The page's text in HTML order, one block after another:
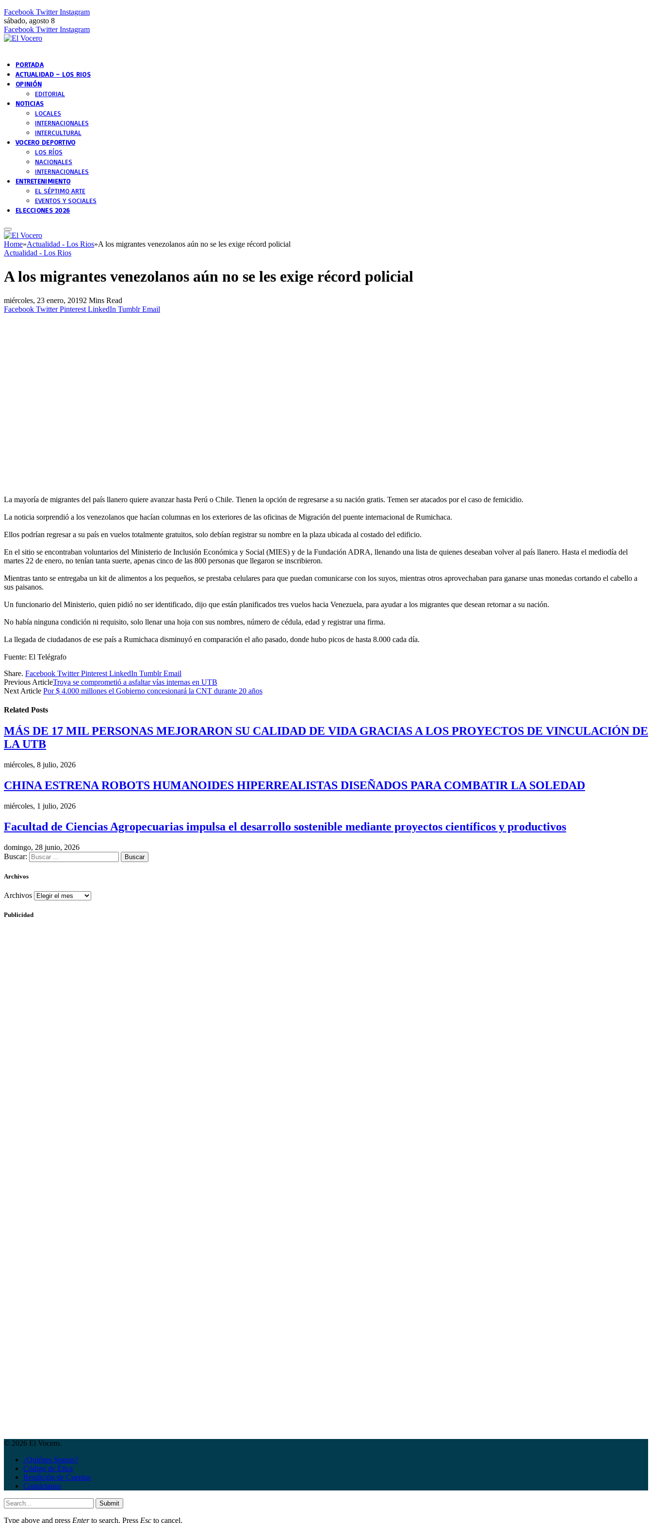
Facebook Twitter Instagram
sábado, agosto 8
Facebook Twitter Instagram
PORTADA
ACTUALIDAD – LOS RIOS
OPINIÓN
EDITORIAL
NOTICIAS
LOCALES
INTERNACIONALES
INTERCULTURAL
VOCERO DEPORTIVO
LOS RÍOS
NACIONALES
INTERNACIONALES
ENTRETENIMIENTO
EL SÉPTIMO ARTE
EVENTOS Y SOCIALES
ELECCIONES 2026
Home»Actualidad - Los Rios»A los migrantes venezolanos aún no se les exige récord policial
Actualidad - Los Rios
A los migrantes venezolanos aún no se les exige récord policial
miércoles, 23 enero, 20192 Mins Read
Facebook Twitter Pinterest LinkedIn Tumblr Email
La mayoría de migrantes del país llanero quiere avanzar hasta Perú o Chile. Tienen la opción de regresarse a su nación gratis. Temen ser atacados por el caso de femicidio.
La noticia sorprendió a los venezolanos que hacían columnas en los exteriores de las oficinas de Migración del puente internacional de Rumichaca.
Ellos podrían regresar a su país en vuelos totalmente gratuitos, solo debían registrar su nombre en la plaza ubicada al costado del edificio.
En el sitio se encontraban voluntarios del Ministerio de Inclusión Económica y Social (MIES) y de la Fundación ADRA, llenando una lista de quienes deseaban volver al país llanero. Hasta el mediodía del
martes 22 de enero, no tenían tanta suerte, apenas cinco de las 800 personas que llegaron se inscribieron.
Mientras tanto se entregaba un kit de alimentos a los pequeños, se prestaba celulares para que puedan comunicarse con los suyos, mientras otros aprovechaban para ganarse unas monedas cortando el cabello a
sus paisanos.
Un funcionario del Ministerio, quien pidió no ser identificado, dijo que están planificados tres vuelos hacia Venezuela, para ayudar a los migrantes que desean retornar a su nación.
No había ninguna condición ni requisito, solo llenar una hoja con sus nombres, número de cédula, edad y registrar una firma.
La llegada de ciudadanos de ese país a Rumichaca disminuyó en comparación el año pasado, donde hubo picos de hasta 8.000 cada día.
Fuente: El Telégrafo
Share. Facebook Twitter Pinterest LinkedIn Tumblr Email
Previous ArticleTroya se comprometió a asfaltar vías internas en UTB
Next Article Por $ 4.000 millones el Gobierno concesionará la CNT durante 20 años
Related Posts
MÁS DE 17 MIL PERSONAS MEJORARON SU CALIDAD DE VIDA GRACIAS A LOS PROYECTOS DE VINCULACIÓN DE
LA UTB
miércoles, 8 julio, 2026
CHINA ESTRENA ROBOTS HUMANOIDES HIPERREALISTAS DISEÑADOS PARA COMBATIR LA SOLEDAD
miércoles, 1 julio, 2026
Facultad de Ciencias Agropecuarias impulsa el desarrollo sostenible mediante proyectos científicos y productivos
domingo, 28 junio, 2026
Buscar:
Archivos
Archivos
Publicidad
© 2026 El Vocero.
¿Quiénes Somos?
Código de Ética
Rendición de Cuentas
Contáctanos
Submit
Type above and press Enterto search. Press Esc to cancel.